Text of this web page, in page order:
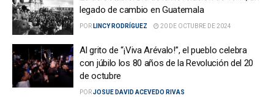
legado de cambio en Guatemala
POR LINCY RODRÍGUEZ 20 DE OCTUBRE DE 2024
Al grito de “¡Viva Arévalo!”, el pueblo celebra
con júbilo los 80 años de la Revolución del 20
de octubre
PORJOSUE DAVID ACEVEDO RIVAS